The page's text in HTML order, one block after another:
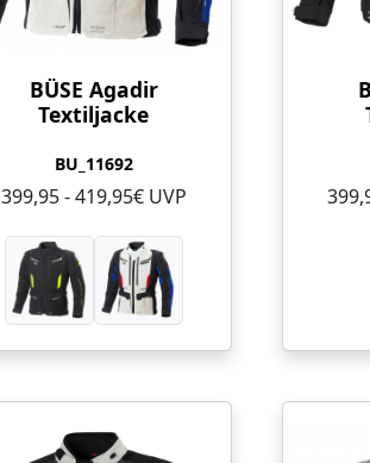
BÜSE Agadir
Textiljacke
BU_11692
399,95 - 419,95€ UVP